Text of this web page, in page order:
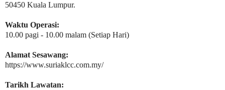
50450 Kuala Lumpur.
Waktu Operasi:
10.00 pagi - 10.00 malam (Setiap Hari)
Alamat Sesawang:
https://www.suriaklcc.com.my/
Tarikh Lawatan: